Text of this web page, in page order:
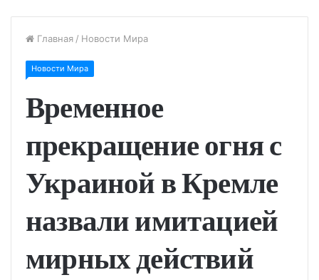
Главная / Новости Мира
Новости Мира
Временное
прекращение огня с
Украиной в Кремле
назвали имитацией
мирных действий